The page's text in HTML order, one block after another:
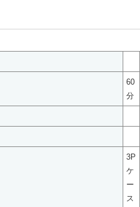
60
分
3P
ケ
ー
ス